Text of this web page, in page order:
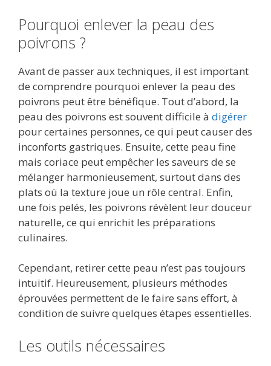
Pourquoi enlever la peau des
poivrons ?
Avant de passer aux techniques, il est important
de comprendre pourquoi enlever la peau des
poivrons peut être bénéfique. Tout d’abord, la
peau des poivrons est souvent difficile à digérer
pour certaines personnes, ce qui peut causer des
inconforts gastriques. Ensuite, cette peau fine
mais coriace peut empêcher les saveurs de se
mélanger harmonieusement, surtout dans des
plats où la texture joue un rôle central. Enfin,
une fois pelés, les poivrons révèlent leur douceur
naturelle, ce qui enrichit les préparations
culinaires.
Cependant, retirer cette peau n’est pas toujours
intuitif. Heureusement, plusieurs méthodes
éprouvées permettent de le faire sans effort, à
condition de suivre quelques étapes essentielles.
Les outils nécessaires